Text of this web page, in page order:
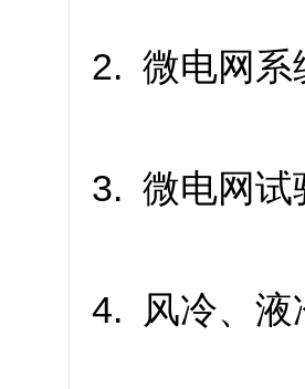
2. 微电网系
3. 微电网试
4. 风冷、液